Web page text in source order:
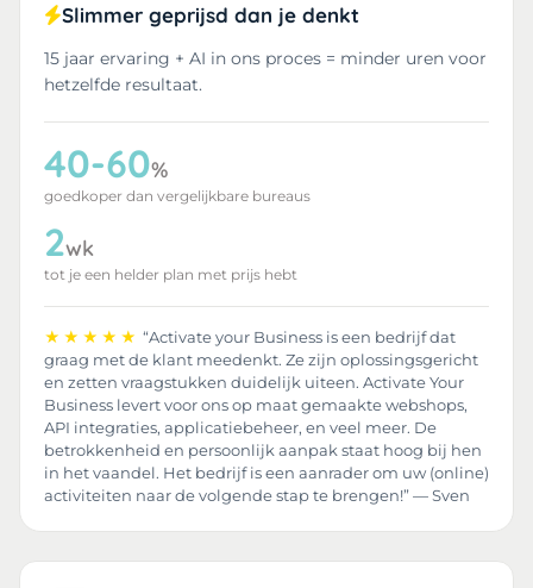
Slimmer geprijsd dan je denkt
15 jaar ervaring + AI in ons proces = minder uren voor
hetzelfde resultaat.
40-60%
goedkoper dan vergelijkbare bureaus
2wk
tot je een helder plan met prijs hebt
★★★★★ “Activate your Business is een bedrijf dat
graag met de klant meedenkt. Ze zijn oplossingsgericht
en zetten vraagstukken duidelijk uiteen. Activate Your
Business levert voor ons op maat gemaakte webshops,
API integraties, applicatiebeheer, en veel meer. De
betrokkenheid en persoonlijk aanpak staat hoog bij hen
in het vaandel. Het bedrijf is een aanrader om uw (online)
activiteiten naar de volgende stap te brengen!” — Sven